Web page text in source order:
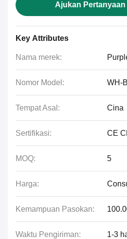
Ajukan Pertanyaan
Key Attributes
Nama merek:
Nomor Model: WH-
Tempat Asal: Cina
Sertifikasi: CE
MOQ: 5
Harga:
Kemampuan Pasokan:
Waktu Pengiriman:
1-3